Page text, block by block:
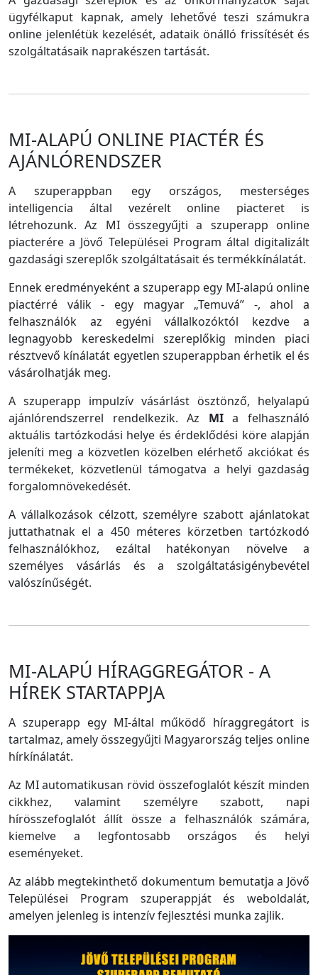
ügyfélkaput kapnak, amely lehetővé teszi számukra
online jelenlétük kezelését, adataik önálló frissítését és
szolgáltatásaik naprakészen tartását.
MI-ALAPÚ ONLINE PIACTÉR ÉS
AJÁNLÓRENDSZER
A szuperappban egy országos, mesterséges
intelligencia által vezérelt online piacteret is
létrehozunk. Az MI összegyűjti a szuperapp online
piacterére a Jövő Települései Program által digitalizált
gazdasági szereplők szolgáltatásait és termékkínálatát.
Ennek eredményeként a szuperapp egy MI-alapú online
piactérré válik - egy magyar „Temuvá” -, ahol a
felhasználók az egyéni vállalkozóktól kezdve a
legnagyobb kereskedelmi szereplőkig minden piaci
résztvevő kínálatát egyetlen szuperappban érhetik el és
vásárolhatják meg.
A szuperapp impulzív vásárlást ösztönző, helyalapú
ajánlórendszerrel rendelkezik. Az MIa felhasználó
aktuális tartózkodási helye és érdeklődési köre alapján
jeleníti meg a közvetlen közelben elérhető akciókat és
termékeket, közvetlenül támogatva a helyi gazdaság
forgalomnövekedését.
A vállalkozások célzott, személyre szabott ajánlatokat
juttathatnak el a 450 méteres körzetben tartózkodó
felhasználókhoz, ezáltal hatékonyan növelve a
személyes vásárlás és a szolgáltatásigénybevétel
valószínűségét.
MI-ALAPÚ HÍRAGGREGÁTOR - A
HÍREK STARTAPPJA
A szuperapp egy MI-által működő híraggregátort is
tartalmaz, amely összegyűjti Magyarország teljes online
hírkínálatát.
Az MI automatikusan rövid összefoglalót készít minden
cikkhez, valamint személyre szabott, napi
hírösszefoglalót állít össze a felhasználók számára,
kiemelve a legfontosabb országos és helyi
eseményeket.
Az alább megtekinthető dokumentum bemutatja a Jövő
Települései Program szuperappját és weboldalát,
amelyen jelenleg is intenzív fejlesztési munka zajlik.